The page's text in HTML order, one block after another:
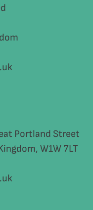
Portland Street
W1W 7LT